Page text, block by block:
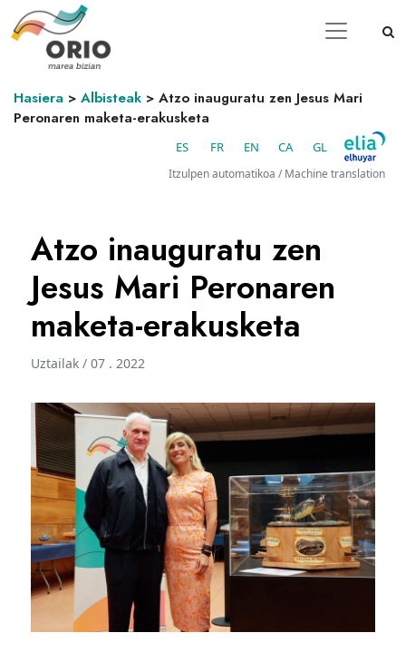
Hasiera > Albisteak > Atzo inauguratu zen Jesus Mari
Peronaren maketa-erakusketa
ES FR EN CA GL
Itzulpen automatikoa / Machine translation
Atzo inauguratu zen
Jesus Mari Peronaren
maketa-erakusketa
Uztailak / 07 . 2022